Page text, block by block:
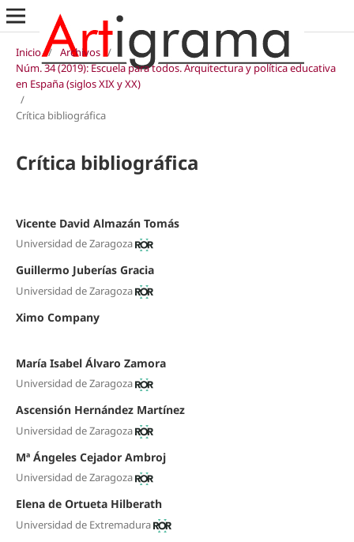
Inicio / Archivos /
Núm. 34 (2019): Escuela para todos. Arquitectura y política educativa
en España (siglos XIX y XX)
/
Crítica bibliográfica
Crítica bibliográfica
Vicente David Almazán Tomás
Universidad de Zaragoza
Guillermo Juberías Gracia
Universidad de Zaragoza
Ximo Company
María Isabel Álvaro Zamora
Universidad de Zaragoza
Ascensión Hernández Martínez
Universidad de Zaragoza
Mª Ángeles Cejador Ambroj
Universidad de Zaragoza
Elena de Ortueta Hilberath
Universidad de Extremadura